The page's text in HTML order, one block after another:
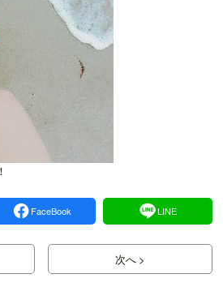
FaceBook LINE
次へ >